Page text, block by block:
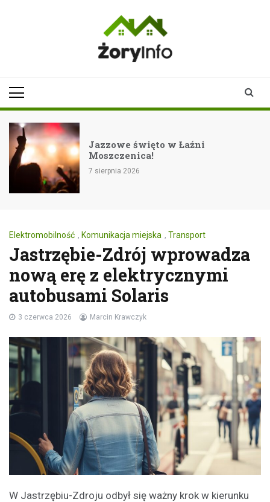
Jazzowe święto w Łaźni
Moszczenica!
7 sierpnia 2026
Elektromobilność , Komunikacja miejska , Transport
Jastrzębie-Zdrój wprowadza
nową erę z elektrycznymi
autobusami Solaris
3 czerwca 2026 Marcin Krawczyk
W Jastrzębiu-Zdroju odbył się ważny krok w kierunku